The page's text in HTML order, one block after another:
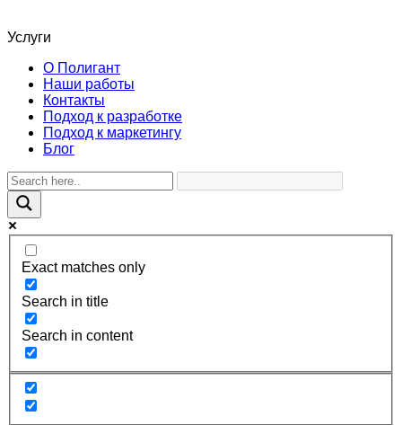
Услуги
О Полигант
Наши работы
Контакты
Подход к разработке
Подход к маркетингу
Блог
Exact matches only
Search in title
Search in content